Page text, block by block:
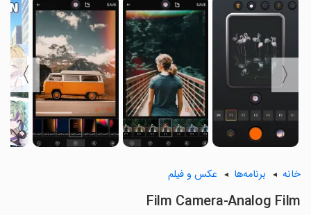
〈
〉
خانه برنامه‌ها عکس و فیلم
Film Camera-Analog Film